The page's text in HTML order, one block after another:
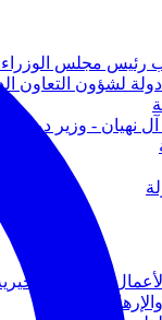
رئيس مجلس الوزراء
لشؤون التعاون
نهيان - وزير دولة
والأعمال